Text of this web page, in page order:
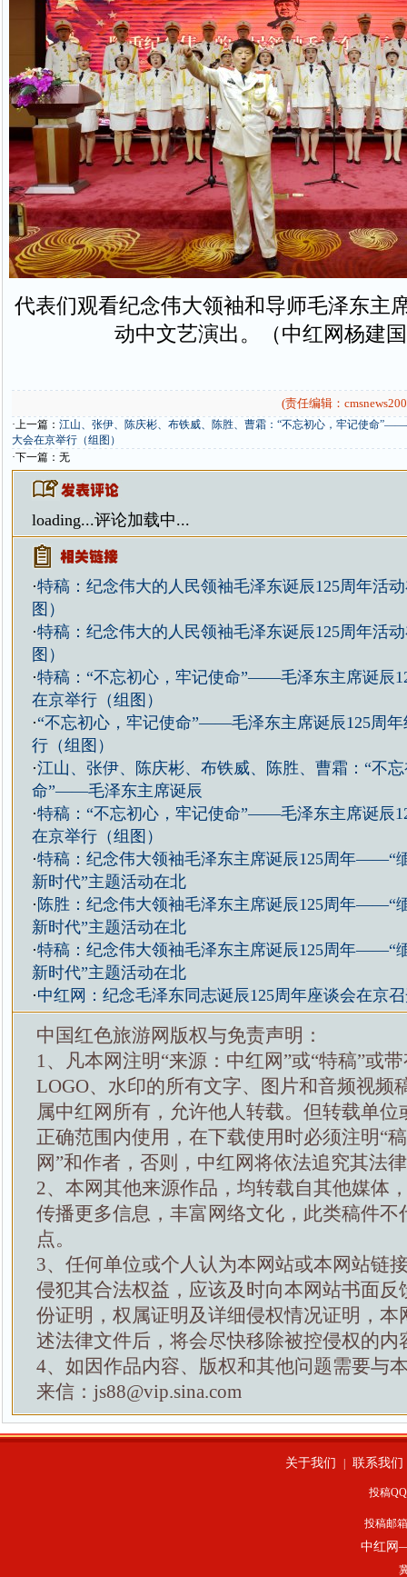
代表们观看纪念伟大领袖和导师毛泽东主
动中文艺演出。（中红网杨建
(责任编辑：
·上一篇： 江山、张伊、陈庆彬、布铁威、陈胜、曹霜：“不忘初心，牢记使命
大会在京举行（组图）
·下一篇：无
loading...评论加载中...
·特稿：纪念伟大的人民领袖毛泽东诞辰125周年活
图）
·特稿：纪念伟大的人民领袖毛泽东诞辰125周年活
图）
·特稿：“不忘初心，牢记使命”——毛泽东主席诞辰
在京举行（组图）
·“不忘初心，牢记使命”——毛泽东主席诞辰125周年
行（组图）
·江山、张伊、陈庆彬、布铁威、陈胜、曹霜：“不
命”——毛泽东主席诞辰
·特稿：“不忘初心，牢记使命”——毛泽东主席诞辰
在京举行（组图）
·特稿：纪念伟大领袖毛泽东主席诞辰125周年——“
新时代”主题活动在北
· 陈胜：纪念伟大领袖毛泽东主席诞辰125周年——“
新时代”主题活动在北
·特稿：纪念伟大领袖毛泽东主席诞辰125周年——“
新时代”主题活动在北
·中红网：纪念毛泽东同志诞辰125周年座谈会在京
中国红色旅游网版权与免责声明：
1、凡本网注明“来源：中红网”或“特稿”或
LOGO、水印的所有文字、图片和音频视频
属中红网所有，允许他人转载。但转载单位
正确范围内使用，在下载使用时必须注明“
网”和作者，否则，中红网将依法追究其法
2、本网其他来源作品，均转载自其他媒体
传播更多信息，丰富网络文化，此类稿件不
点。
3、任何单位或个人认为本网站或本网站链
侵犯其合法权益，应该及时向本网站书面反
份证明，权属证明及详细侵权情况证明，本
述法律文件后，将会尽快移除被控侵权的内
4、如因作品内容、版权和其他问题需要与
来信：js88@vip.sina.com
关于我们 联系我们
投稿
投稿邮
中红网